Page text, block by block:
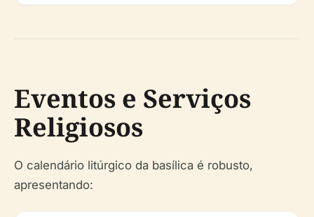
Eventos e Serviços
Religiosos
O calendário litúrgico da basílica é robusto,
apresentando: